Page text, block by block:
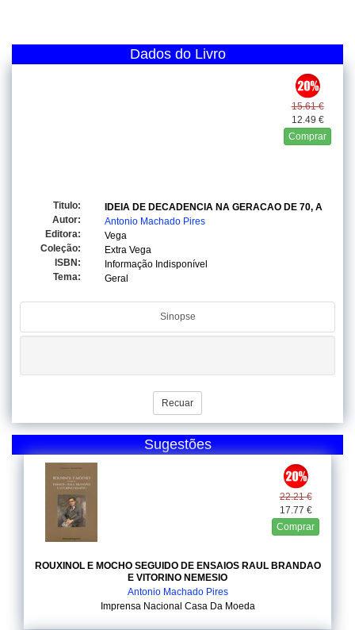
Dados do Livro
15.61 €
12.49 €
Comprar
Titulo:
IDEIA DE DECADENCIA NA GERACAO DE 70, A
Autor:
Antonio Machado Pires
Editora:
Vega
Coleção:
Extra Vega
ISBN:
Informação Indisponível
Tema:
Geral
Sinopse
Recuar
Sugestões
22.21 €
17.77 €
Comprar
ROUXINOL E MOCHO SEGUIDO DE ENSAIOS RAUL BRANDAO
E VITORINO NEMESIO
Antonio Machado Pires
Imprensa Nacional Casa Da Moeda